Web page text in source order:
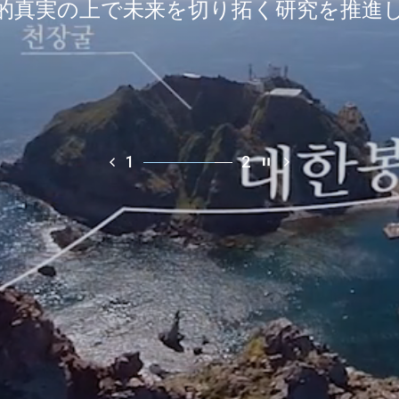
真実の上で未来を切り拓く研究を推進
2 2